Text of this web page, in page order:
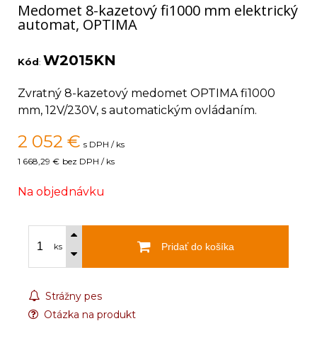
Medomet 8-kazetový fi1000 mm elektrický
automat, OPTIMA
Kód: W2015KN
Zvratný 8-kazetový medomet OPTIMA fi1000
mm, 12V/230V, s automatickým ovládaním.
2 052 € s DPH / ks
1 668,29 € bez DPH / ks
Na objednávku
ks Pridať do košíka
Strážny pes
Otázka na produkt